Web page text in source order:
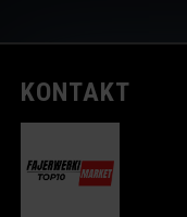
KONTAKT